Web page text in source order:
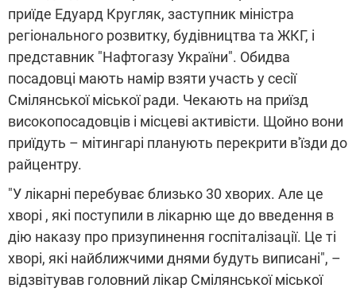
приїде Едуард Кругляк, заступник міністра
регіонального розвитку, будівництва та ЖКГ, і
представник "Нафтогазу України". Обидва
посадовці мають намір взяти участь у сесії
Смілянської міської ради. Чекають на приїзд
високопосадовців і місцеві активісти. Щойно вони
приїдуть – мітингарі планують перекрити в'їзди до
райцентру.
"У лікарні перебуває близько 30 хворих. Але це
хворі , які поступили в лікарню ще до введення в
дію наказу про призупинення госпіталізації. Це ті
хворі, які найближчими днями будуть виписані", –
відзвітував головний лікар Смілянської міської